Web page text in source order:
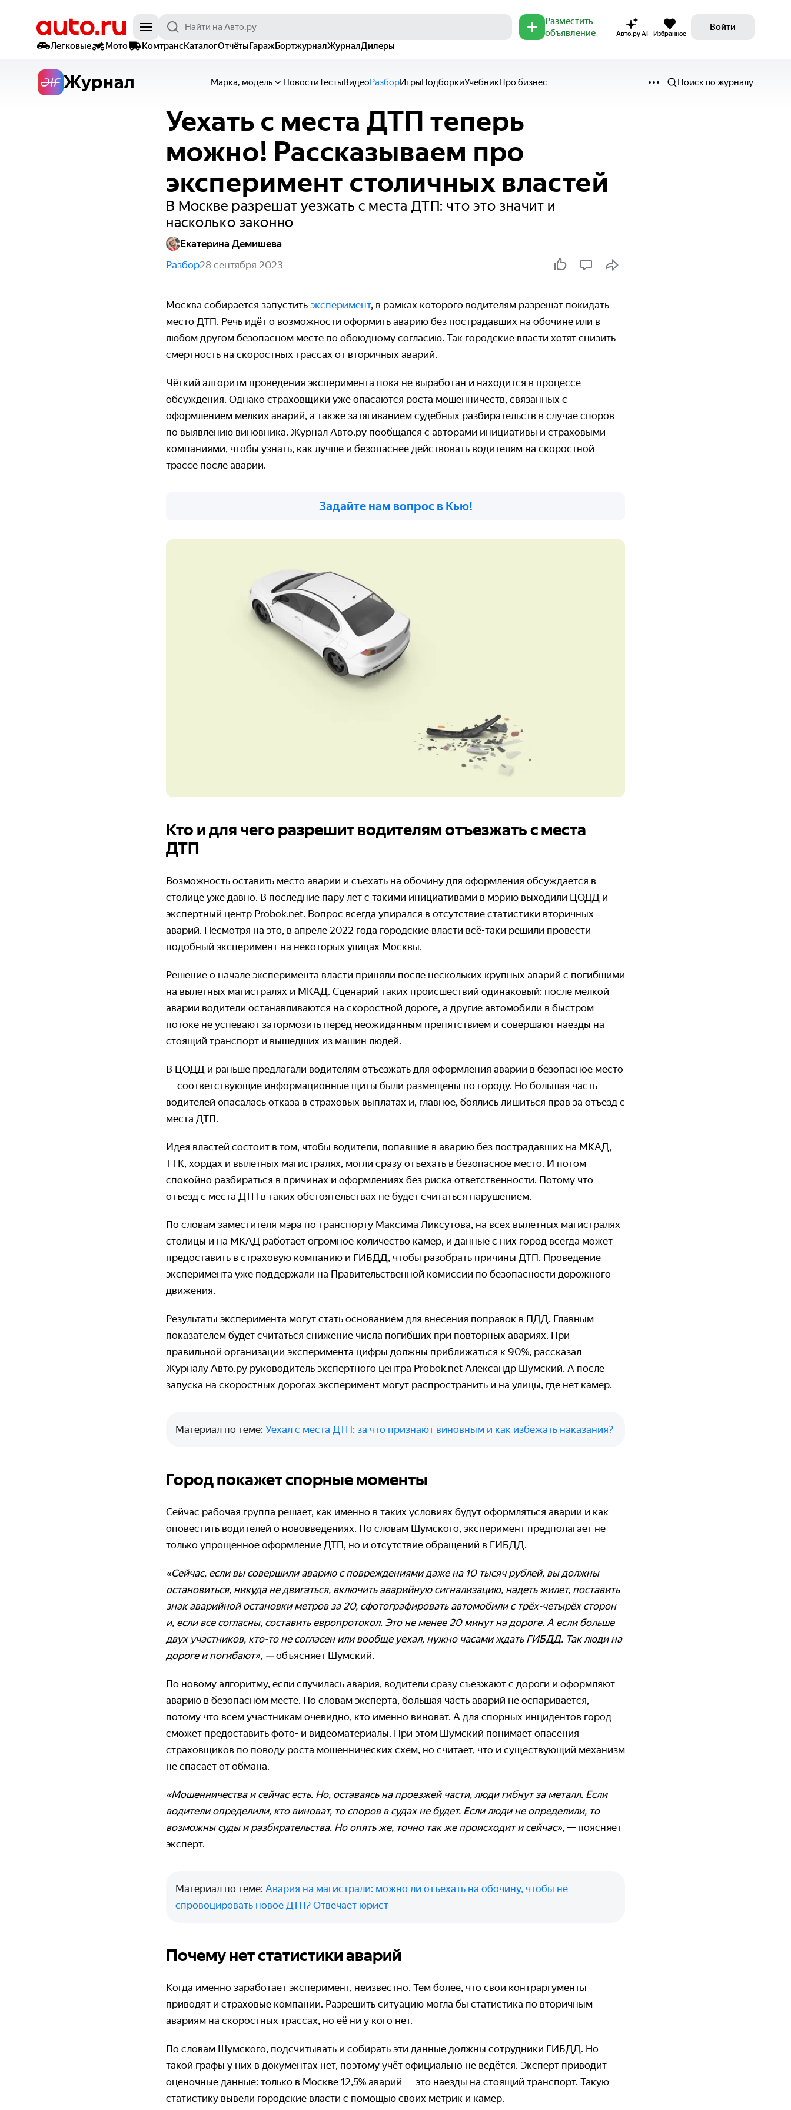
Разместить
объявление
Авто.ру AI Избранное
Войти
Легковые
Мото КомтрансКаталогОтчётыГаражБортжурналЖурналДилеры
Журнал Марка, модель НовостиТестыВидеоРазборИгрыПодборкиУчебникПро бизнес Поиск по журналу
Уехать с места ДТП теперь
можно! Рассказываем про
эксперимент столичных властей
В Москве разрешат уезжать с места ДТП: что это значит и
насколько законно
Екатерина Демишева
Разбор28 сентября 2023
Москва собирается запустить эксперимент, в рамках которого водителям разрешат покидать
место ДТП. Речь идёт о возможности оформить аварию без пострадавших на обочине или в
любом другом безопасном месте по обоюдному согласию. Так городские власти хотят снизить
смертность на скоростных трассах от вторичных аварий.
Чёткий алгоритм проведения эксперимента пока не выработан и находится в процессе
обсуждения. Однако страховщики уже опасаются роста мошенничеств, связанных с
оформлением мелких аварий, а также затягиванием судебных разбирательств в случае споров
по выявлению виновника. Журнал Авто.ру пообщался с авторами инициативы и страховыми
компаниями, чтобы узнать, как лучше и безопаснее действовать водителям на скоростной
трассе после аварии.
Задайте нам вопрос в Кью!
Кто и для чего разрешит водителям отъезжать с места
ДТП
Возможность оставить место аварии и съехать на обочину для оформления обсуждается в
столице уже давно. В последние пару лет с такими инициативами в мэрию выходили ЦОДД и
экспертный центр Probok.net. Вопрос всегда упирался в отсутствие статистики вторичных
аварий. Несмотря на это, в апреле 2022 года городские власти всё-таки решили провести
подобный эксперимент на некоторых улицах Москвы.
Решение о начале эксперимента власти приняли после нескольких крупных аварий с погибшими
на вылетных магистралях и МКАД. Сценарий таких происшествий одинаковый: после мелкой
аварии водители останавливаются на скоростной дороге, а другие автомобили в быстром
потоке не успевают затормозить перед неожиданным препятствием и совершают наезды на
стоящий транспорт и вышедших из машин людей.
В ЦОДД и раньше предлагали водителям отъезжать для оформления аварии в безопасное место
— соответствующие информационные щиты были размещены по городу. Но большая часть
водителей опасалась отказа в страховых выплатах и, главное, боялись лишиться прав за отъезд с
места ДТП.
Идея властей состоит в том, чтобы водители, попавшие в аварию без пострадавших на МКАД,
ТТК, хордах и вылетных магистралях, могли сразу отъехать в безопасное место. И потом
спокойно разбираться в причинах и оформлениях без риска ответственности. Потому что
отъезд с места ДТП в таких обстоятельствах не будет считаться нарушением.
По словам заместителя мэра по транспорту Максима Ликсутова, на всех вылетных магистралях
столицы и на МКАД работает огромное количество камер, и данные с них город всегда может
предоставить в страховую компанию и ГИБДД, чтобы разобрать причины ДТП. Проведение
эксперимента уже поддержали на Правительственной комиссии по безопасности дорожного
движения.
Результаты эксперимента могут стать основанием для внесения поправок в ПДД. Главным
показателем будет считаться снижение числа погибших при повторных авариях. При
правильной организации эксперимента цифры должны приближаться к 90%, рассказал
Журналу Авто.ру руководитель экспертного центра Probok.net Александр Шумский. А после
запуска на скоростных дорогах эксперимент могут распространить и на улицы, где нет камер.
Материал по теме: Уехал с места ДТП: за что признают виновным и как избежать наказания?
Город покажет спорные моменты
Сейчас рабочая группа решает, как именно в таких условиях будут оформляться аварии и как
оповестить водителей о нововведениях. По словам Шумского, эксперимент предполагает не
только упрощенное оформление ДТП, но и отсутствие обращений в ГИБДД.
«Сейчас, если вы совершили аварию с повреждениями даже на 10 тысяч рублей, вы должны
остановиться, никуда не двигаться, включить аварийную сигнализацию, надеть жилет, поставить
знак аварийной остановки метров за 20, сфотографировать автомобили с трёх-четырёх сторон
и, если все согласны, составить европротокол. Это не менее 20 минут на дороге. А если больше
двух участников, кто-то не согласен или вообще уехал, нужно часами ждать ГИБДД. Так люди на
дороге и погибают», —объясняет Шумский.
По новому алгоритму, если случилась авария, водители сразу съезжают с дороги и оформляют
аварию в безопасном месте. По словам эксперта, большая часть аварий не оспаривается,
потому что всем участникам очевидно, кто именно виноват. А для спорных инцидентов город
сможет предоставить фото- и видеоматериалы. При этом Шумский понимает опасения
страховщиков по поводу роста мошеннических схем, но считает, что и существующий механизм
не спасает от обмана.
«Мошенничества и сейчас есть. Но, оставаясь на проезжей части, люди гибнут за металл. Если
водители определили, кто виноват, то споров в судах не будет. Если люди не определили, то
возможны суды и разбирательства. Но опять же, точно так же происходит и сейчас», — поясняет
эксперт.
Материал по теме: Авария на магистрали: можно ли отъехать на обочину, чтобы не
спровоцировать новое ДТП? Отвечает юрист
Почему нет статистики аварий
Когда именно заработает эксперимент, неизвестно. Тем более, что свои контраргументы
приводят и страховые компании. Разрешить ситуацию могла бы статистика по вторичным
авариям на скоростных трассах, но её ни у кого нет.
По словам Шумского, подсчитывать и собирать эти данные должны сотрудники ГИБДД. Но
такой графы у них в документах нет, поэтому учёт официально не ведётся. Эксперт приводит
оценочные данные: только в Москве 12,5% аварий — это наезды на стоящий транспорт. Такую
статистику вывели городские власти с помощью своих метрик и камер.